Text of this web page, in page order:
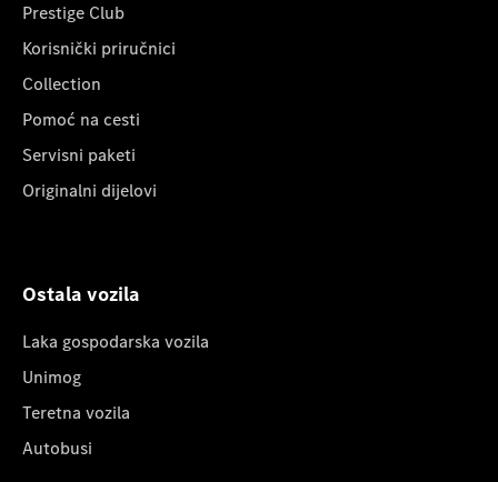
Prestige Club
Korisnički priručnici
Collection
Pomoć na cesti
Servisni paketi
Originalni dijelovi
Ostala vozila
Laka gospodarska vozila
Unimog
Teretna vozila
Autobusi